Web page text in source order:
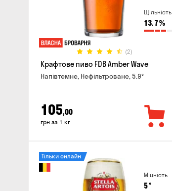
Щільність
13.7%
(2)
Крафтове пиво FDB Amber Wave
Напівтемне, Нефільтроване, 5.9°
105,00
грн за 1 кг
Міцність
5°
Тільки онлайн